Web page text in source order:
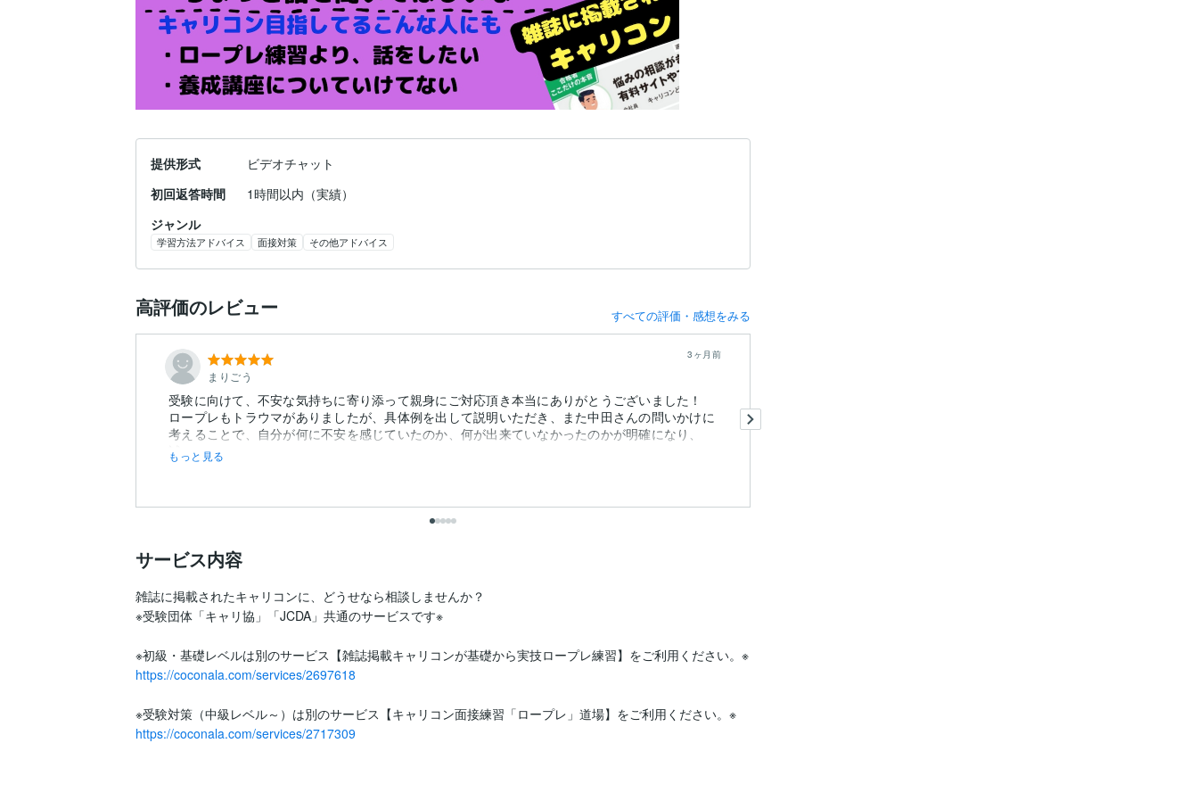
提供形式
ビデオチャット
初回返答時間
1時間以内（実績）
ジャンル
学習方法アドバイス 面接対策 その他アドバイス
高評価のレビュー すべての評価・感想をみる
まりごう
3ヶ月前
受験に向けて、不安な気持ちに寄り添って親身にご対応頂き本当にありがとうございました！
ロープレもトラウマがありましたが、具体例を出して説明いただき、また中田さんの問いかけに
考えることで、自分が何に不安を感じていたのか、何が出来ていなかったのかが明確になり、
試...
もっと見る
サービス内容
雑誌に掲載されたキャリコンに、どうせなら相談しませんか？
※受験団体「キャリ協」「JCDA」共通のサービスです※
https://coconala.com/services/2697618
https://coconala.com/services/2717309